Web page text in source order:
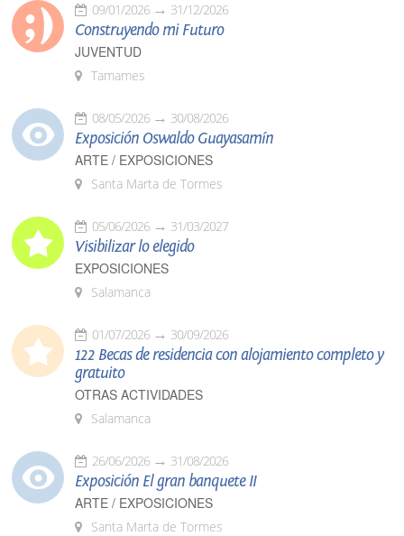
09/01/2026 31/12/2026
Construyendo mi Futuro
JUVENTUD
Tamames
08/05/2026 30/08/2026
Exposición Oswaldo Guayasamín
ARTE / EXPOSICIONES
Santa Marta de Tormes
05/06/2026 31/03/2027
Visibilizar lo elegido
EXPOSICIONES
Salamanca
01/07/2026 30/09/2026
122 Becas de residencia con alojamiento completo y
gratuito
OTRAS ACTIVIDADES
Salamanca
26/06/2026 31/08/2026
Exposición El gran banquete II
ARTE / EXPOSICIONES
Santa Marta de Tormes